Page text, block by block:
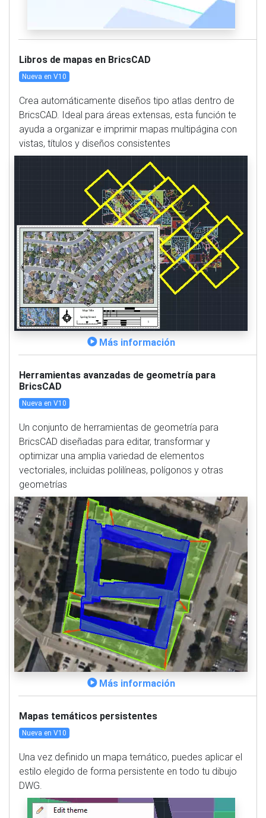
Libros de mapas en BricsCAD
Nueva en V10
Crea automáticamente diseños tipo atlas dentro de
BricsCAD. Ideal para áreas extensas, esta función te
ayuda a organizar e imprimir mapas multipágina con
vistas, títulos y diseños consistentes
Más información
Herramientas avanzadas de geometría para
BricsCAD
Nueva en V10
Un conjunto de herramientas de geometría para
BricsCAD diseñadas para editar, transformar y
optimizar una amplia variedad de elementos
vectoriales, incluidas polilíneas, polígonos y otras
geometrías
Más información
Mapas temáticos persistentes
Nueva en V10
Una vez definido un mapa temático, puedes aplicar el
estilo elegido de forma persistente en todo tu dibujo
DWG.